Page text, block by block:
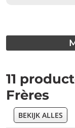
11
Frères
BEKIJK ALLES